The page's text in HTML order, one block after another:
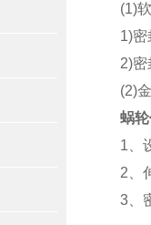
(1)
1)
2)
(2)
蜗
1、
2、
3、